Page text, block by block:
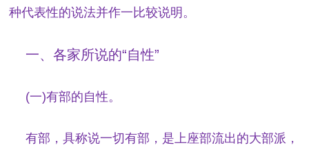
种代表性的说法并作一比较说明。
一、各家所说的“自性”
(一)有部的自性。
有部，具称说一切有部，是上座部流出的大部派，